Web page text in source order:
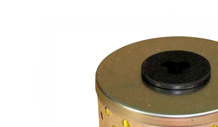
FTS-omsk@mail.ru